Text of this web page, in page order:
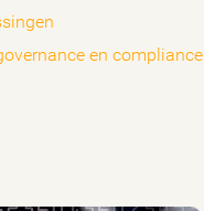
en compliance